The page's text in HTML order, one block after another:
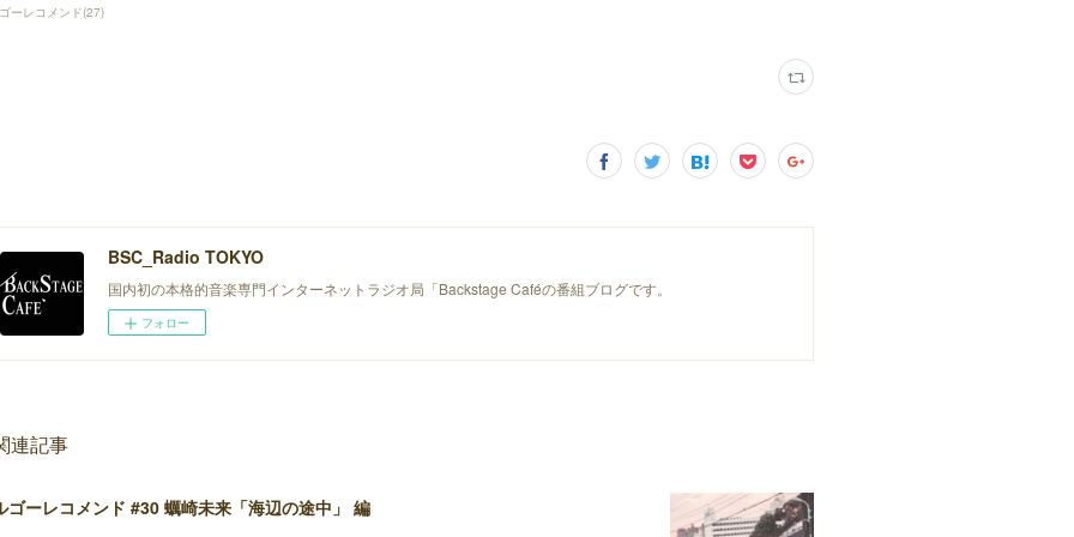
ーレコメンド(27)
BSC_Radio TOKYO
国内初の本格的音楽専門インターネットラジオ局「Backstage Caféの番組ブログです。
フォロー
連記事
ゴーレコメンド #30 蠣崎未来「海辺の途中」 編